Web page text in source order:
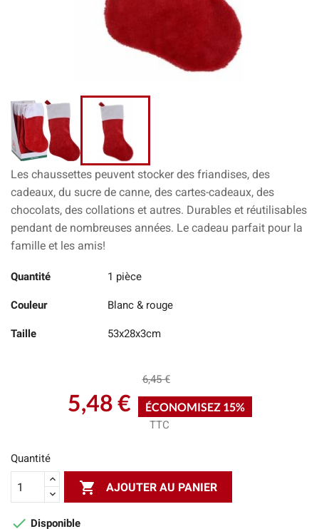
Les chaussettes peuvent stocker des friandises, des
cadeaux, du sucre de canne, des cartes-cadeaux, des
chocolats, des collations et autres. Durables et réutilisables
pendant de nombreuses années. Le cadeau parfait pour la
famille et les amis!
Quantité 1 pièce
Couleur Blanc & rouge
Taille 53x28x3cm
6,45 €
5,48 € ÉCONOMISEZ 15%
TTC
Quantité
 AJOUTER AU PANIER
 Disponible